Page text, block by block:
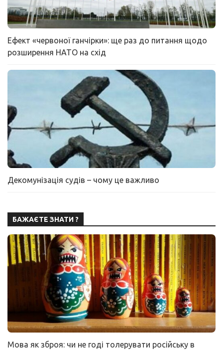
Ефект «червоної ганчірки»: ще раз до питання щодо
розширення НАТО на схід
Декомунізація судів – чому це важливо
БАЖАЄТЕ ЗНАТИ ?
Мова як зброя: чи не годі толерувати російську в